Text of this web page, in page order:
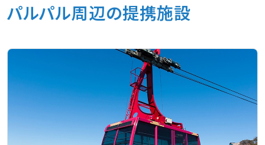
パルパル周辺の提携施設